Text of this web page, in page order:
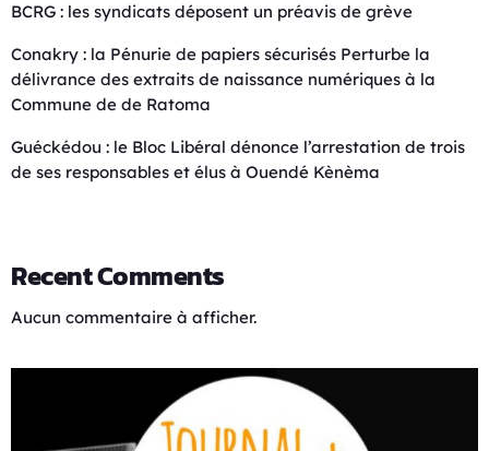
BCRG : les syndicats déposent un préavis de grève
Conakry : la Pénurie de papiers sécurisés Perturbe la
délivrance des extraits de naissance numériques à la
Commune de de Ratoma
Guéckédou : le Bloc Libéral dénonce l’arrestation de trois
de ses responsables et élus à Ouendé Kènèma
Recent Comments
Aucun commentaire à afficher.